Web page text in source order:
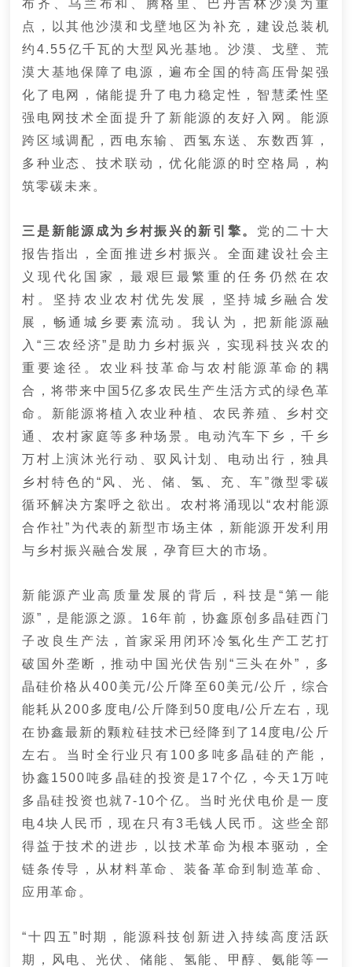
布齐、乌兰布和、腾格里、巴丹吉林沙漠为重
点，以其他沙漠和戈壁地区为补充，建设总装机
约4.55亿千瓦的大型风光基地。沙漠、戈壁、荒
漠大基地保障了电源，遍布全国的特高压骨架强
化了电网，储能提升了电力稳定性，智慧柔性坚
强电网技术全面提升了新能源的友好入网。能源
跨区域调配，西电东输、西氢东送、东数西算，
多种业态、技术联动，优化能源的时空格局，构
筑零碳未来。
三是新能源成为乡村振兴的新引擎。 党的 二十大
报告指出，全面推进乡村振兴。全面建设社会主
义现代化国家，最艰巨最繁重的任务仍然在农
村。坚持农业农村优先发展，坚持城乡融合发
展，畅通城乡要素流动。我认为，把新能源融
入“三农经济”是助力乡村振兴，实现科技兴农的
重要途径。 农业科技革命与农村能源革命的耦
合，将带来中国5亿多农民生产生活方式的绿色革
命。 新能源将植入农业种植、农民养殖、乡村交
通、农村家庭等多种场景。 电动汽车下乡，千乡
万村上演沐光行动、驭风计划、电动出行，独具
乡村特色的“风、光、储、氢、充、车”微型零碳
循环解决方案呼之欲出。 农村将涌现以“农村能源
合作社”为代表的新型市场主体，新能源开发利用
与乡村振兴融合发展，孕育巨大的市场。
新能源产业高质量发展的背后，科技是“第一能
源”，是能源之源。16年前，协鑫原创多晶硅西门
子改良生产法，首家采用闭环冷氢化生产工艺打
破国外垄断，推动中国光伏告别“三头在外”，多
晶硅价格从400美元/公斤降至60美元/公斤，综合
能耗从200多度电/公斤降到50度电/公斤左右，现
在协鑫最新的颗粒硅技术已经降到了14度电/公斤
左右。当时全行业只有100多吨多晶硅的产能，
协鑫1500吨多晶硅的投资是17个亿，今天1万吨
多晶硅投资也就7-10个亿。当时光伏电价是一度
电4块人民币，现在只有3毛钱人民币。这些全部
得益于技术的进步，以技术革命为根本驱动，全
链条传导，从材料革命、装备革命到制造革命、
应用革命。
“十四五”时期，能源科技创新进入持续高度活跃
期，风电、光伏、储能、氢能、甲醇、氨能等一